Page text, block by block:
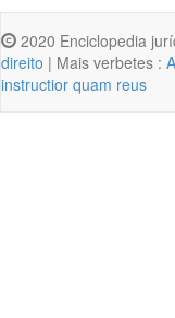
2020 Enciclopedia
direito | Mais verbetes :
instructior quam reus